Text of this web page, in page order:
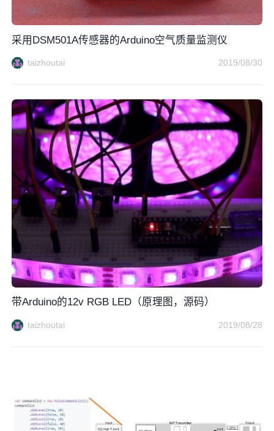
采用DSM501A传感器的Arduino空气质量监测仪
taizhoutai 2019/08/30
带Arduino的12v RGB LED（原理图，源码）
taizhoutai 2019/08/28